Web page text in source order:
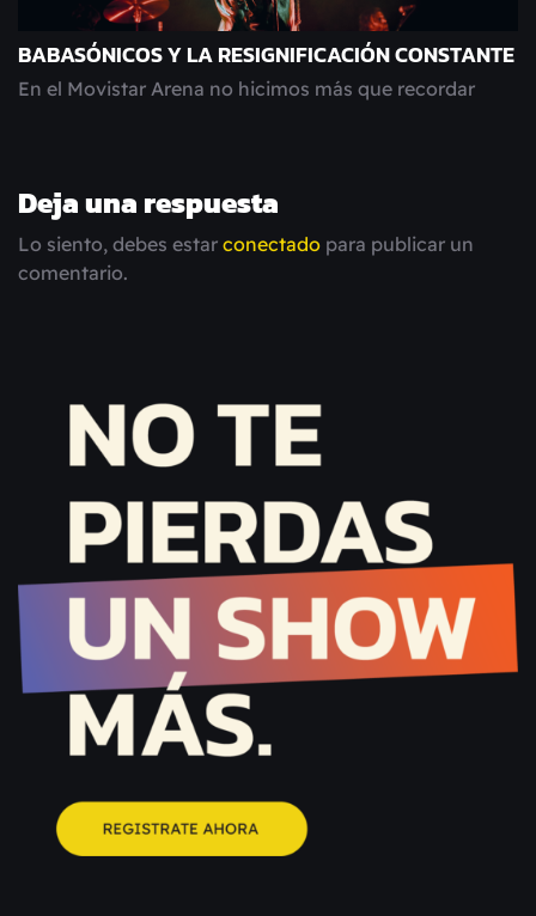
BABASÓNICOS Y LA RESIGNIFICACIÓN CONSTANTE
En el Movistar Arena no hicimos más que recordar
Deja una respuesta
Lo siento, debes estar conectado para publicar un
comentario.